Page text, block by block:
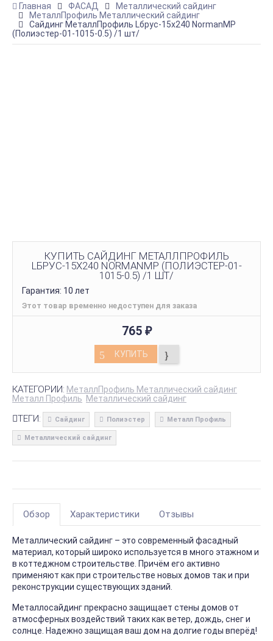
Главная ФАСАД
Металлический сайдинг
МеталлПрофиль Металлический сайдинг
Сайдинг МеталлПрофиль Lбрус-15х240 NormanMP
(Полиэстер-01-1015-0.5) /1 шт/
КУПИТЬ САЙДИНГ МЕТАЛЛПРОФИЛЬ
LБРУС-15Х240 NORMANMP (ПОЛИЭСТЕР-01-
1015-0.5) /1 ШТ/
Гарантия: 10 лет
Этот товар временно недоступен для заказа
765 ₽
КУПИТЬ
КАТЕГОРИИ: МеталлПрофиль Металлический сайдинг
Металл Профиль Металлический сайдинг
ТЕГИ: Сайдинг Полиэстер Металл Профиль
Металлический сайдинг
Обзор Характеристики Отзывы
Металлический сайдинг – это современный фасадный
материал, который широко используется в много этажном и
в коттеджном строительстве. Причём его активно
применяют как при строительстве новых домов так и при
реконструкции существующих зданий.
Металлосайдинг прекрасно защищает стены домов от
атмосферных воздействий таких как ветер, дождь, снег и
солнце. Надежно защищая ваш дом на долгие годы вперёд!